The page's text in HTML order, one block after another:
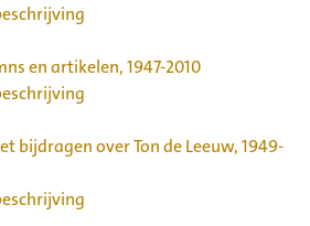
en artikelen, 1947-2010
bijdragen over Ton de Leeuw, 1949-